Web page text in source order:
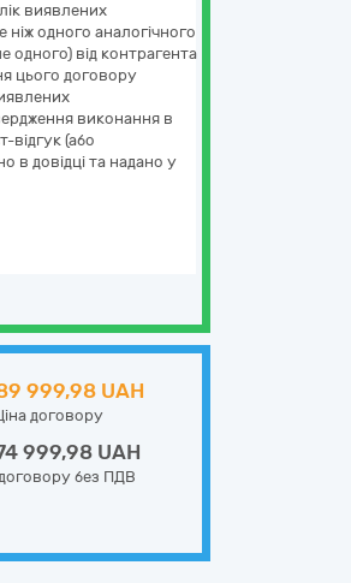
виявлених
одного аналогічного
одного) від контрагента
цього договору
виконання в
відгук (або
в довідці та надано у
999,98 UAH
договору
999,98 UAH
без ПДВ